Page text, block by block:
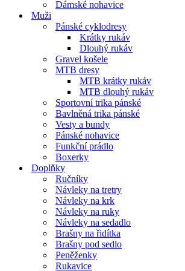
Dámské nohavice
Muži
Pánské cyklodresy
Krátky rukáv
Dlouhý rukáv
Gravel košele
MTB dresy
MTB krátky rukáv
MTB dlouhý rukáv
Sportovní trika pánské
Bavlněná trika pánské
Vesty a bundy
Pánské nohavice
Funkční prádlo
Boxerky
Doplňky
Ručníky
Návleky na tretry
Návleky na krk
Návleky na ruky
Návleky na sedadlo
Brašny na řidítka
Brašny pod sedlo
Peněženky
Rukavice